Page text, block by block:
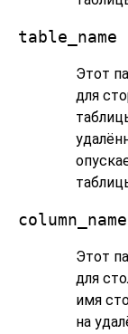
table_name
Этот
для
column_name
Этот
для
имя
на